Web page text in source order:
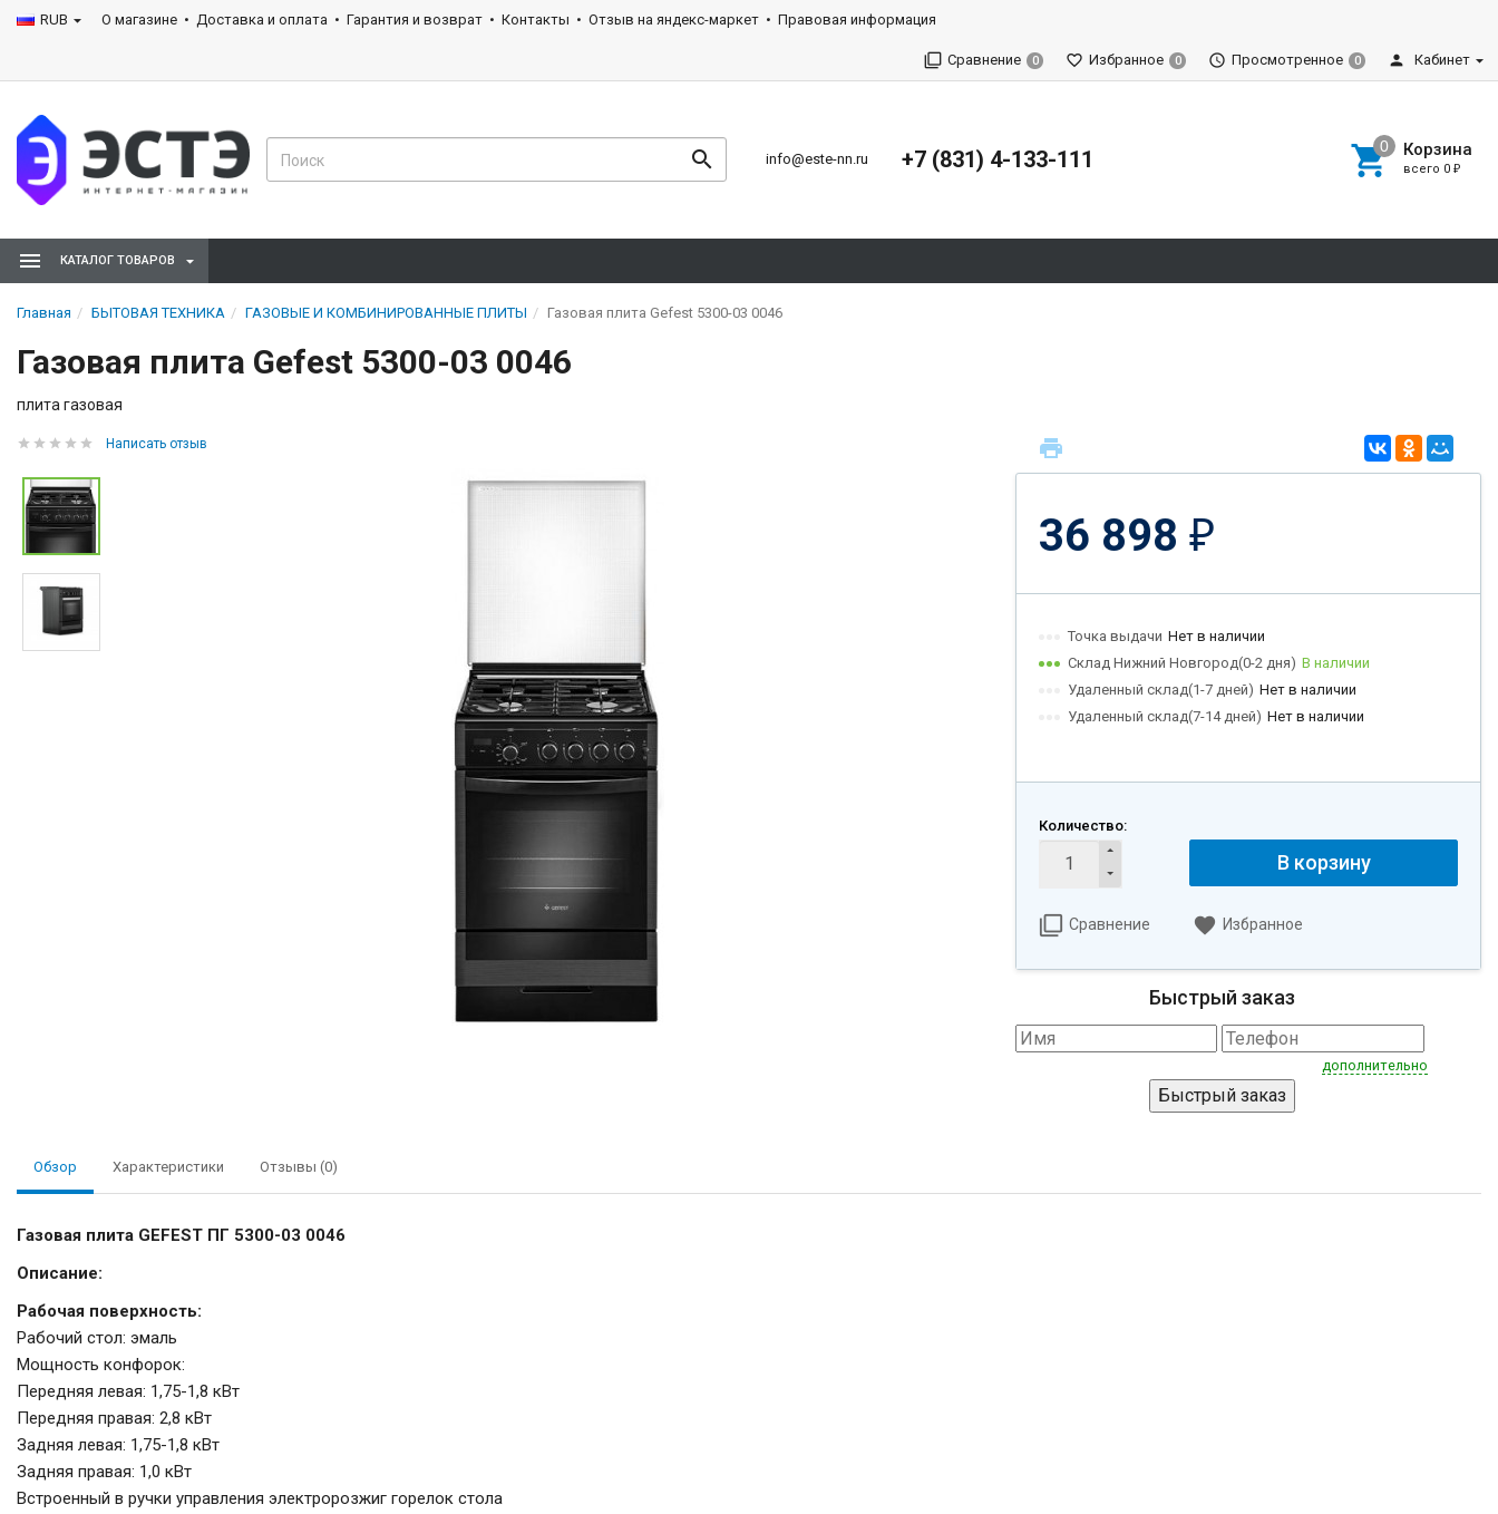
RUB О магазине Доставка и оплата Гарантия и возврат Контакты Отзыв на яндекс-маркет Правовая информация
Сравнение 0 Избранное 0 Просмотренное 0 Кабинет
info@este-nn.ru +7 (831) 4-133-111 Корзина
всего 0 ₽
КАТАЛОГ ТОВАРОВ
Главная БЫТОВАЯ ТЕХНИКА ГАЗОВЫЕ И КОМБИНИРОВАННЫЕ ПЛИТЫ Газовая плита Gefest 5300-03 0046
Газовая плита Gefest 5300-03 0046
плита газовая
Написать отзыв
36 898 ₽
Точка выдачи Нет в наличии
Склад Нижний Новгород(0-2 дня) В наличии
Удаленный склад(1-7 дней) Нет в наличии
Удаленный склад(7-14 дней) Нет в наличии
Количество:
В корзину
Сравнение Избранное
Быстрый заказ
дополнительно
Обзор Характеристики Отзывы (0)
Газовая плита GEFEST ПГ 5300-03 0046
Описание:
Рабочая поверхность:
Рабочий стол: эмаль
Мощность конфорок:
Передняя левая: 1,75-1,8 кВт
Передняя правая: 2,8 кВт
Задняя левая: 1,75-1,8 кВт
Задняя правая: 1,0 кВт
Встроенный в ручки управления электророзжиг горелок стола